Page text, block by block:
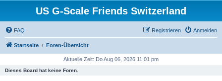
US G-Scale Friends Switzerland
FAQ Anmelden
Registrieren
Startseite Foren-Übersicht
Aktuelle Zeit: Do Aug 06, 2026 11:01 pm
Dieses Board hat keine Foren.